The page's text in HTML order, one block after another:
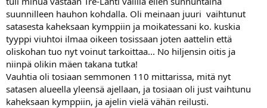
o
i
t
t
a
j
a
suunnilleen hauhon kohdalla. Oli meinaan juuri vaihtunut
satasesta kaheksaan kymppiin ja moikatessani ko. kuskia
tyyppi viuhtoi ilmaa oikeen tosissaan joten aattelin että
oliskohan tuo nyt voinut tarkoittaa... No hiljensin oitis ja
niinpä olikin mäen takana tutka!
Vauhtia oli tosiaan semmonen 110 mittarissa, mitä nyt
satasen alueella yleensä ajellaan, ja tosiaan oli just vaihtunu
kaheksaan kymppiin, ja ajelin vielä vähän reilusti.